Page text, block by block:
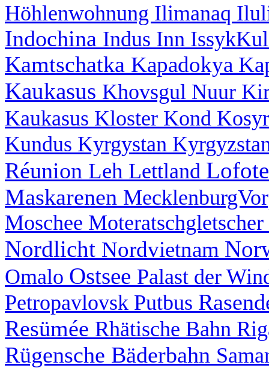
Höhlenwohnung Ilimanaq
Indochina Indus Inn
Kamtschatka Kapadokya
Kaukasus Khovsgul Nuur
Kaukasus Kloster Kond
Kundus Kyrgystan
Réunion Leh Lettland
Maskarenen
Moschee Moteratschgletscher
Nordlicht Nordvietnam
Omalo Ostsee Palast der
Petropavlovsk Putbus
Resümée Rhätische Bahn
Rügensche Bäderbahn